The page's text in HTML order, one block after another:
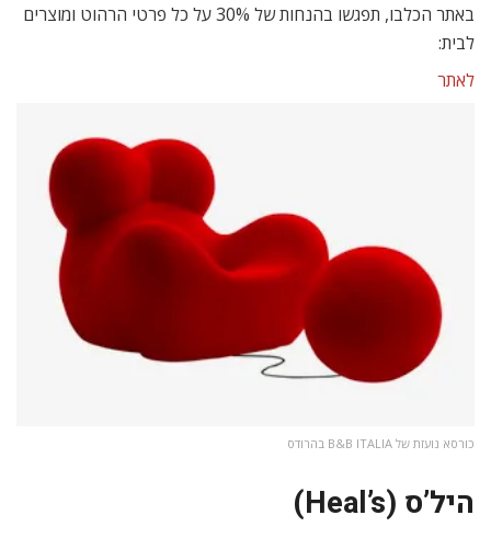
באתר הכלבו, תפגשו בהנחות של 30% על כל פרטי הרהוט ומוצרים
לבית:
לאתר
כורסא נועזת של B&B ITALIA בהרודס
היל’ס (Heal’s)